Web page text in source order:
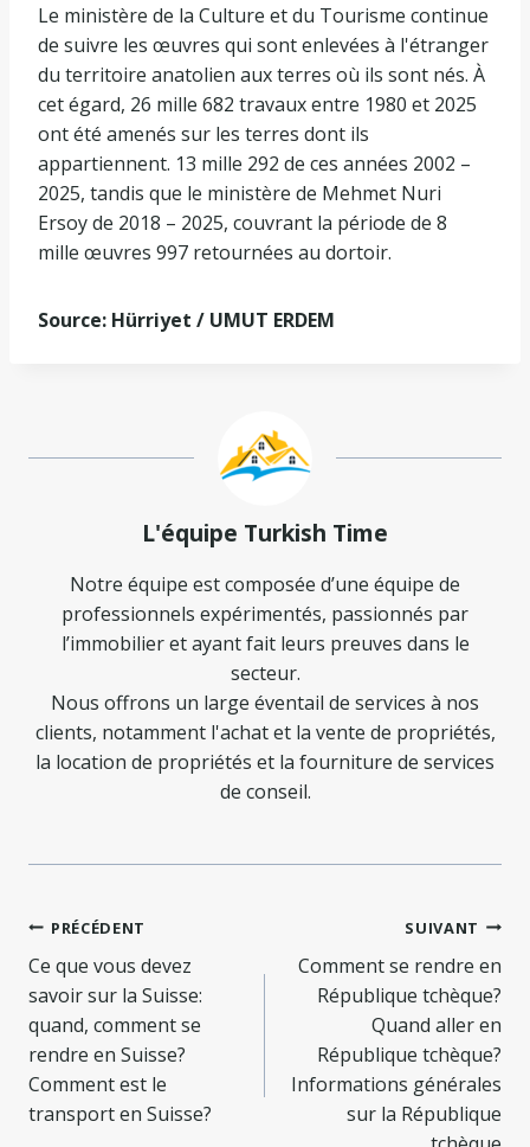
Le ministère de la Culture et du Tourisme continue
de suivre les œuvres qui sont enlevées à l'étranger
du territoire anatolien aux terres où ils sont nés. À
cet égard, 26 mille 682 travaux entre 1980 et 2025
ont été amenés sur les terres dont ils
appartiennent. 13 mille 292 de ces années 2002 –
2025, tandis que le ministère de Mehmet Nuri
Ersoy de 2018 – 2025, couvrant la période de 8
mille œuvres 997 retournées au dortoir.
Source: Hürriyet / UMUT ERDEM
L'équipe Turkish Time
Notre équipe est composée d’une équipe de
professionnels expérimentés, passionnés par
l’immobilier et ayant fait leurs preuves dans le
secteur.
Nous offrons un large éventail de services à nos
clients, notamment l'achat et la vente de propriétés,
la location de propriétés et la fourniture de services
de conseil.
Navigation
de
l’article
PRÉCÉDENT
Ce que vous devez
savoir sur la Suisse:
quand, comment se
rendre en Suisse?
Comment est le
transport en Suisse?
SUIVANT
Comment se rendre en
République tchèque?
Quand aller en
République tchèque?
Informations générales
sur la République